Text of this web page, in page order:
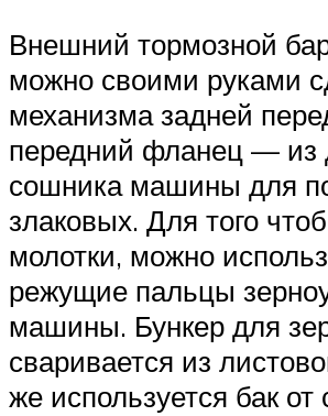
Внешний тормозной
можно своими руками
механизма задней
передний фланец — из
сошника машины для
злаковых. Для того
молотки, можно
режущие пальцы
машины. Бункер для
сваривается из
же используется бак от